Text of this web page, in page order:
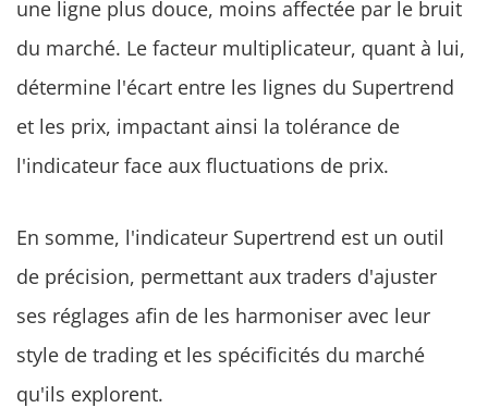
une ligne plus douce, moins affectée par le bruit
du marché. Le facteur multiplicateur, quant à lui,
détermine l'écart entre les lignes du Supertrend
et les prix, impactant ainsi la tolérance de
l'indicateur face aux fluctuations de prix.
En somme, l'indicateur Supertrend est un outil
de précision, permettant aux traders d'ajuster
ses réglages afin de les harmoniser avec leur
style de trading et les spécificités du marché
qu'ils explorent.